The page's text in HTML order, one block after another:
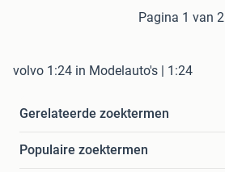
Pagina 1 van 2
volvo 1:24 in Modelauto's | 1:24
Gerelateerde zoektermen
Populaire zoektermen